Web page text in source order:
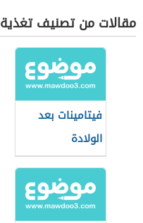
مقالات من تصنيف تغذية
فيتامينات بعد
الولادة